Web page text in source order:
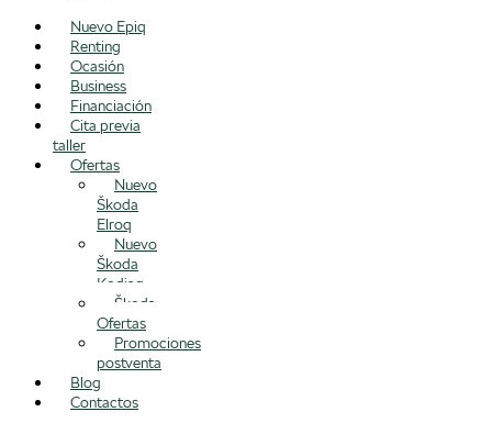
Nuevo Epiq
Renting
Ocasión
Business
Financiación
Cita previa
taller
Ofertas
Nuevo
Škoda
Elroq
Nuevo
Škoda
Kodiaq
Škoda
Ofertas
Promociones
postventa
Blog
Contactos